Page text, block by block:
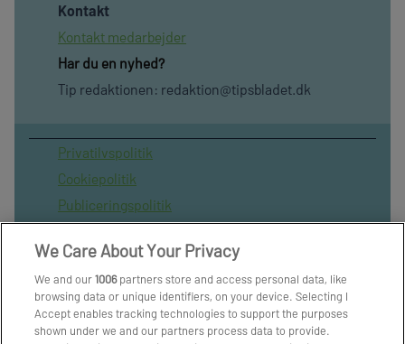
Kontakt
Kontakt medarbejder
Har du en nyhed?
Tip redaktionen: redaktion@tipsbladet.dk
Privatilvspolitik
Cookiepolitik
Publiceringspolitik
Spil ansvarligt
Administrer samtykke
Arkiv
Om os
We Care About Your Privacy
We and our1006partners store and access personal data, like
browsing data or unique identifiers, on your device. Selecting I
Accept enables tracking technologies to support the purposes
shown under we and our partners process data to provide.